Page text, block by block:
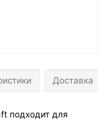
Доставка
подходит для